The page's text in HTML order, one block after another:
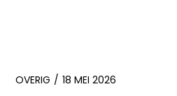
OVERIG 18 MEI 2026